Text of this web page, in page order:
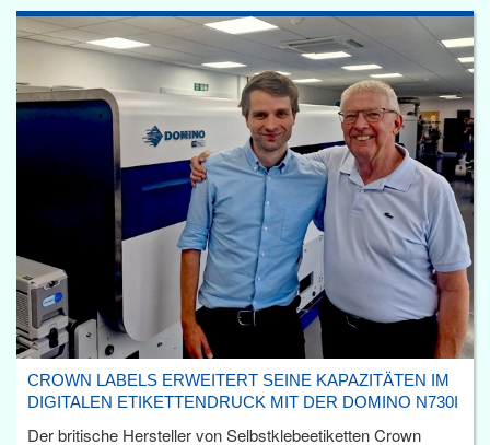
CROWN LABELS ERWEITERT SEINE KAPAZITÄTEN IM
DIGITALEN ETIKETTENDRUCK MIT DER DOMINO N730I
Der britische Hersteller von Selbstklebeetiketten Crown